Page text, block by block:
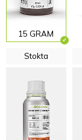
15 GRAM
Stokta